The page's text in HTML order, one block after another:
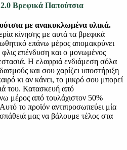
Βρεφικά Παπούτσια
με ανακυκλωμένα υλικά.
κίνησης με αυτά τα βρεφικά
επάνω μέρος απομακρύνει
επένδυση και ο μονωμένος
Η ελαφριά ενδιάμεση σόλα
και σου χαρίζει υποστήριξη
κι αν κάνει, το μικρό σου μπορεί
του. Κατασκευή από
μέρος από τουλάχιστον 50%
το προϊόν αντιπροσωπεύει μία
μας να βάλουμε τέλος στα